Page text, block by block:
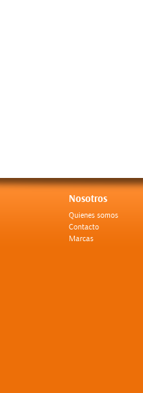
Nosotros
Quienes somos
Contacto
Marcas